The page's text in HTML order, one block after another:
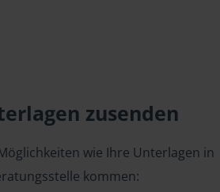
zusenden
wie Ihre Unterlagen in
kommen: